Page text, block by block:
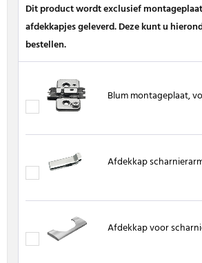
Dit product wordt exclusief montageplaat
afdekkapjes geleverd. Deze kunt u
bestellen.